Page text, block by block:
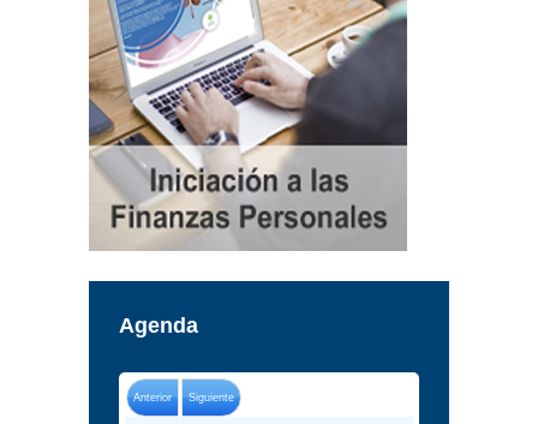
Agenda
Anterior Siguiente